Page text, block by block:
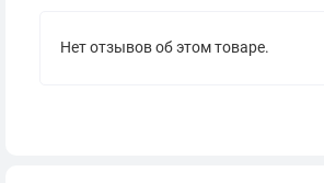
Нет отзывов об этом товаре.